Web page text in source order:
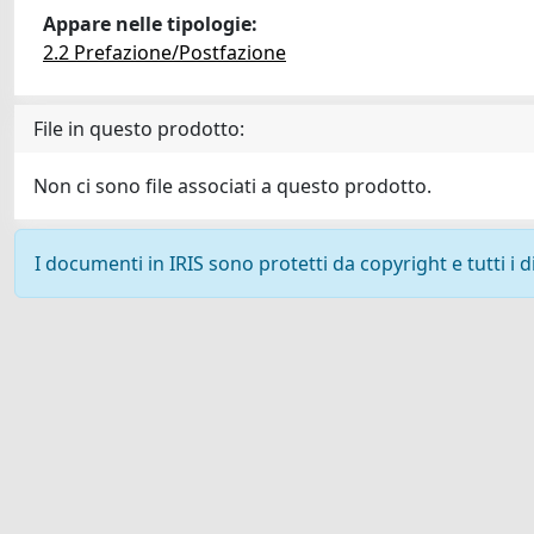
Appare nelle tipologie:
2.2 Prefazione/Postfazione
File in questo prodotto:
Non ci sono file associati a questo prodotto.
I documenti in IRIS sono protetti da copyright e tutti i